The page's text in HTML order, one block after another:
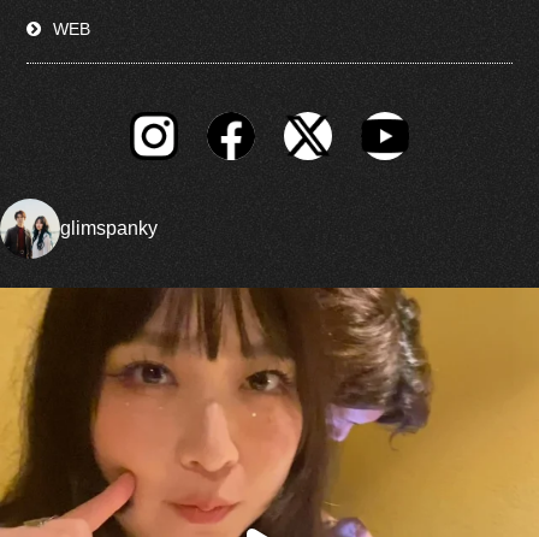
WEB
glimspanky